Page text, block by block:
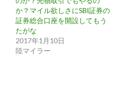
か？マイル欲しさにSBI証券の
証券総合口座を開設してもう
たがな
2017年1月10日
陸マイラー